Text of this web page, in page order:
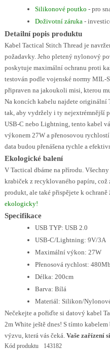
Silikonové poutko - pro
Doživotní záruka-
Detailní popis produktu
Kabel Tactical Stitch Thread je
požadavky. Jeho pletený nylonový
poskytuje maximální ochranu proti
testován podle vojenské normy MIL-
připraven na jakoukoli misi, kterou
Na koncích kabelu najdete originální
tak, aby vydržely i ty nejextrémnější
USB-C nebo Lightning, tento kabel
výkonem 27W a přenosovou
data budou přenášena rychle a
Ekologické balení
V Tactical dbáme na přírodu.
krabiček z recyklovaného papíru,
produkt, ale také přispějete k
ekologicky!
Specifikace
USB TYP: USB 2.0
USB-C/Lightning: 9V/3A
Maximální výkon: 27W
Přenosová rychlost:
Délka: 200cm
Barva: Bílá
Materiál: Silikon/
Nečekejte a pořiďte si datový kabel
2m White ještě dnes! S tímto
výzvu, která vás čeká. Vaše zařízení
Kód produktu 143182